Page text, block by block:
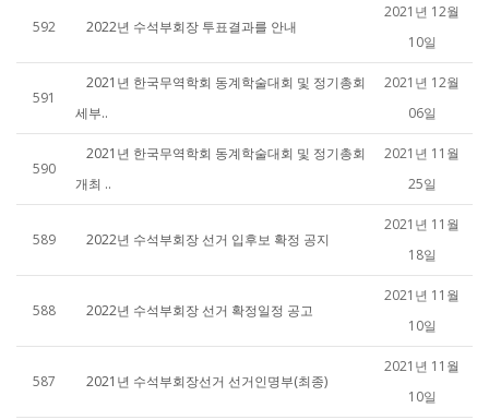
592 2022년 수석부회장 투표결과를 안내
2021년 12월
10일
591
2021년 한국무역학회 동계학술대회 및 정기총회
세부..
2021년 12월
06일
590
2021년 한국무역학회 동계학술대회 및 정기총회
개최 ..
2021년 11월
25일
589 2022년 수석부회장 선거 입후보 확정 공지
2021년 11월
18일
588 2022년 수석부회장 선거 확정일정 공고
2021년 11월
10일
587 2021년 수석부회장선거 선거인명부(최종)
2021년 11월
10일